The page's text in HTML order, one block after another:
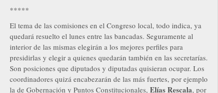
*****
El tema de las comisiones en el Congreso local, todo indica, ya
quedará resuelto el lunes entre las bancadas. Seguramente al
interior de las mismas elegirán a los mejores perfiles para
presidirlas y elegir a quienes quedarán también en las secretarías.
Son posiciones que diputados y diputadas quisieran ocupar. Los
coordinadores quizá encabezarán de las más fuertes, por ejemplo
la de Gobernación y Puntos Constitucionales, Elías Rescala, por